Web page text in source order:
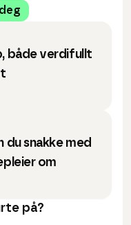
både verdifullt
du snakke med
om
på?